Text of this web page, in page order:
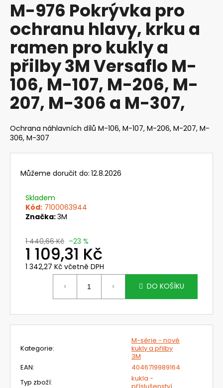
produktu
je
z
5
hvězdiček.
M-976 Pokrývka pro
ochranu hlavy, krku a
ramen pro kukly a
přilby 3M Versaflo M-
106, M-107, M-206, M-
207, M-306 a M-307,
Ochrana náhlavních dílů M-106, M-107, M-206, M-207, M-
306, M-307
Můžeme doručit do: 12.8.2026
Skladem
Kód: 7100063944
Značka:3M
1 440,66 Kč –23 %
1 109,31 Kč
1 342,27 Kč včetně DPH
DO KOŠÍKU
Kategorie:
M-série - nové
kukly a přilby
3M
EAN:
4046719989164
Typ zboží:
kukla -
příslušenství
a
j
í
t
?
KALHOTY
JAKUB
190